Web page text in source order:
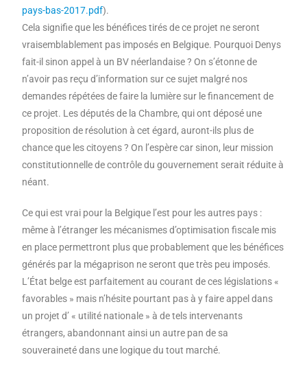
pays-bas-2017.pdf).
Cela signifie que les bénéfices tirés de ce projet ne seront
vraisemblablement pas imposés en Belgique. Pourquoi Denys
fait-il sinon appel à un BV néerlandaise ? On s’étonne de
n’avoir pas reçu d’information sur ce sujet malgré nos
demandes répétées de faire la lumière sur le financement de
ce projet. Les députés de la Chambre, qui ont déposé une
proposition de résolution à cet égard, auront-ils plus de
chance que les citoyens ? On l’espère car sinon, leur mission
constitutionnelle de contrôle du gouvernement serait réduite à
néant.
Ce qui est vrai pour la Belgique l’est pour les autres pays :
même à l’étranger les mécanismes d’optimisation fiscale mis
en place permettront plus que probablement que les bénéfices
générés par la mégaprison ne seront que très peu imposés.
L’État belge est parfaitement au courant de ces législations «
favorables » mais n’hésite pourtant pas à y faire appel dans
un projet d’ « utilité nationale » à de tels intervenants
étrangers, abandonnant ainsi un autre pan de sa
souveraineté dans une logique du tout marché.